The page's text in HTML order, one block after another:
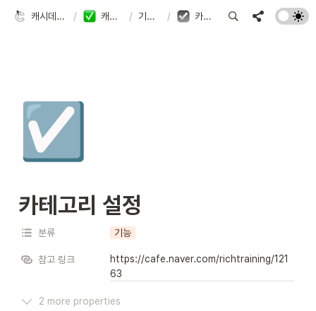
캐시데이터 사용 가이드 / 캐시데이터 기능 / 기능 리스트 / 카테고리 설정
☑️
카테고리 설정
분류 기능
참고 링크
https://cafe.naver.com/richtraining/121
63
2 more properties